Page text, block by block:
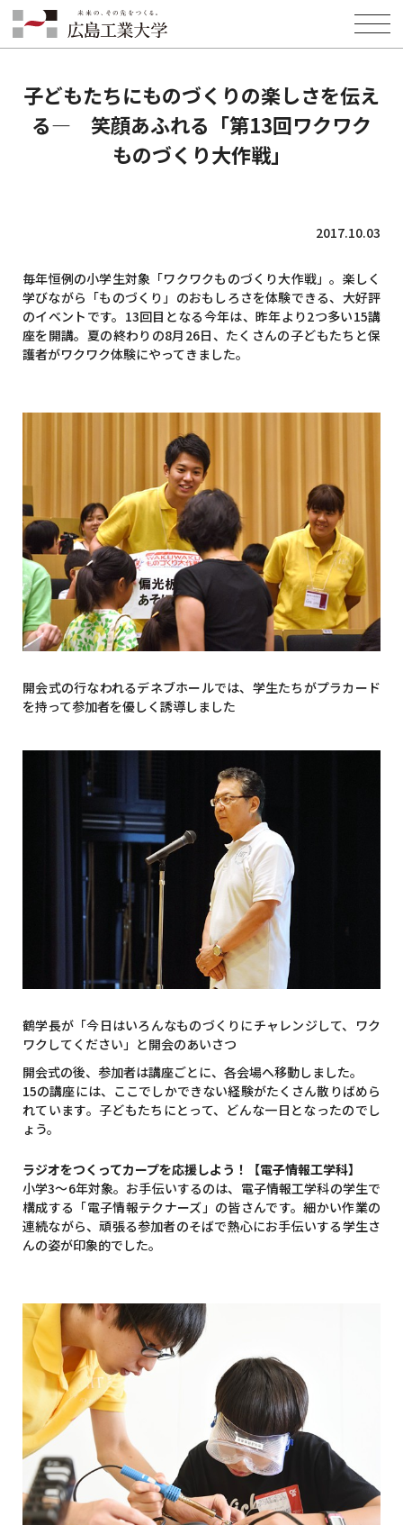
HOME INFORMATION
子どもたちにものづくりの楽しさを伝える― 笑顔あふれる「第13回ワ
クワクものづくり大作戦」
子どもたちにものづくりの楽しさを伝え
る― 笑顔あふれる「第13回ワクワク
ものづくり大作戦」
2017.10.03
毎年恒例の小学生対象「ワクワクものづくり大作戦」。楽しく
学びながら「ものづくり」のおもしろさを体験できる、大好評
のイベントです。13回目となる今年は、昨年より2つ多い15講
座を開講。夏の終わりの8月26日、たくさんの子どもたちと保
護者がワクワク体験にやってきました。
開会式の行なわれるデネブホールでは、学生たちがプラカード
を持って参加者を優しく誘導しました
鶴学長が「今日はいろんなものづくりにチャレンジして、ワク
ワクしてください」と開会のあいさつ
開会式の後、参加者は講座ごとに、各会場へ移動しました。
15の講座には、ここでしかできない経験がたくさん散りばめら
れています。子どもたちにとって、どんな一日となったのでし
ょう。
ラジオをつくってカープを応援しよう！【電子情報工学科】
小学3～6年対象。お手伝いするのは、電子情報工学科の学生で
構成する「電子情報テクナーズ」の皆さんです。細かい作業の
連続ながら、頑張る参加者のそばで熱心にお手伝いする学生さ
んの姿が印象的でした。